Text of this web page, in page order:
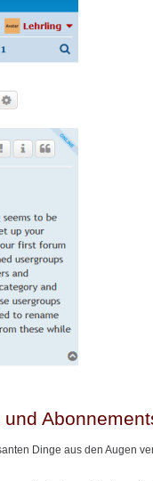
Dinge aus den Augen